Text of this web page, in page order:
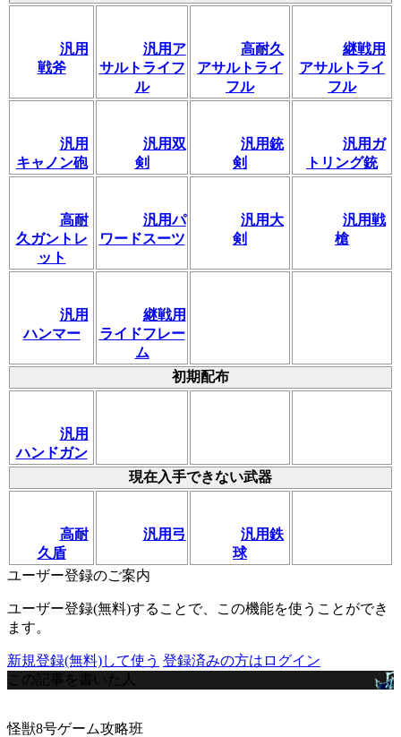
汎用
戦斧
汎用ア
サルトライフ
ル
高耐久
アサルトライ
フル
継戦用
アサルトライ
フル
汎用
キャノン砲
汎用双
剣
汎用銃
剣
汎用ガ
トリング銃
高耐
久ガントレ
ット
汎用パ
ワードスーツ
汎用大
剣
汎用戦
槍
汎用
ハンマー
継戦用
ライドフレー
ム
初期配布
汎用
ハンドガン
現在入手できない武器
高耐
久盾
汎用弓
汎用鉄
球
ユーザー登録のご案内
ユーザー登録(無料)することで、この機能を使うことができ
ます。
新規登録(無料)して使う 登録済みの方はログイン
この記事を書いた人
怪獣8号ゲーム攻略班